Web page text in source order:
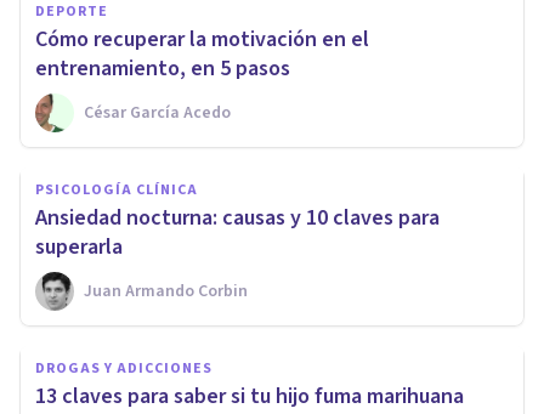
DEPORTE
Cómo recuperar la motivación en el
entrenamiento, en 5 pasos
César García Acedo
PSICOLOGÍA CLÍNICA
Ansiedad nocturna: causas y 10 claves para
superarla
Juan Armando Corbin
DROGAS Y ADICCIONES
13 claves para saber si tu hijo fuma marihuana